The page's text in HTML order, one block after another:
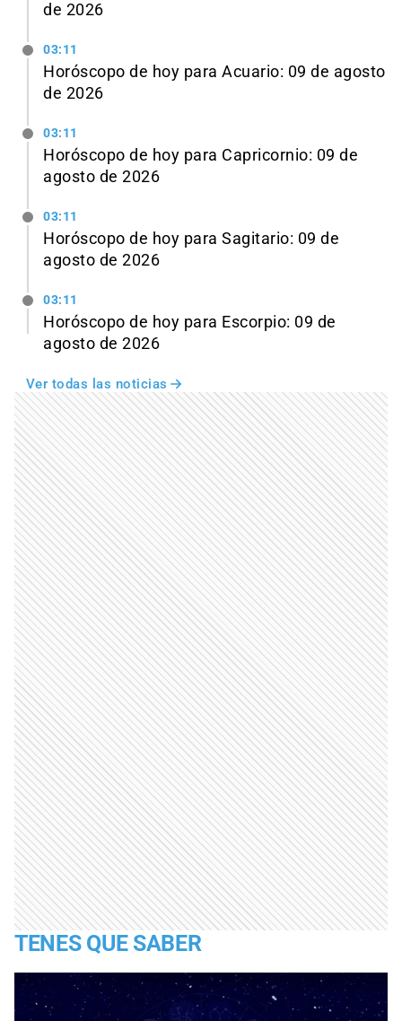
de 2026
03:11
Horóscopo de hoy para Acuario: 09 de agosto
de 2026
03:11
Horóscopo de hoy para Capricornio: 09 de
agosto de 2026
03:11
Horóscopo de hoy para Sagitario: 09 de
agosto de 2026
03:11
Horóscopo de hoy para Escorpio: 09 de
agosto de 2026
Ver todas las noticias
TENES QUE SABER